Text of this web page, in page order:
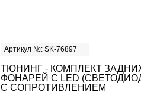
Артикул №: SK-76897
ТЮНИНГ - КОМПЛЕКТ
ФОНАРЕЙ С LED
С СОПРОТИВЛЕНИЕМ